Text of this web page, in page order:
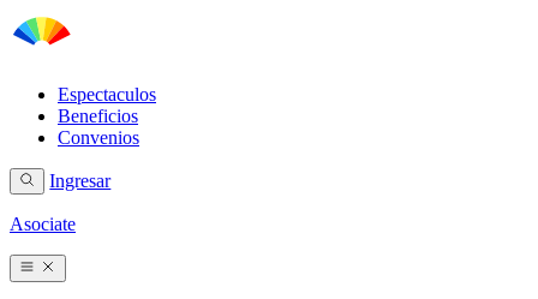
Espectaculos
Beneficios
Convenios
Ingresar
Asociate